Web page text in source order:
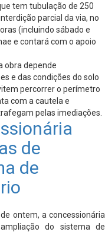
tem tubulação de 250
parcial da via, no
(incluindo sábado e
e contará com o apoio
obra depende
e das condições do solo
percorrer o perímetro
com a cautela e
pelas imediações.
de
de
ontem, a concessionária
do sistema de